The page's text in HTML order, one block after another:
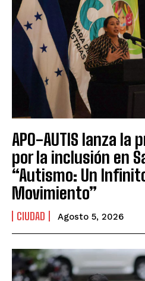
APO-AUTIS lanza la
por la inclusión en
“Autismo: Un
Movimiento”
CIUDAD Agosto 5, 2026